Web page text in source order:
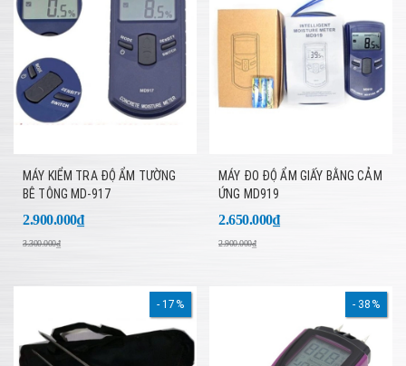
MÁY KIỂM TRA ĐỘ ẨM TƯỜNG
BÊ TÔNG MD-917
2.900.000₫
3.300.000₫
MÁY ĐO ĐỘ ẨM GIẤY BẰNG CẢM
ỨNG MD919
2.650.000₫
2.900.000₫
17% 38%